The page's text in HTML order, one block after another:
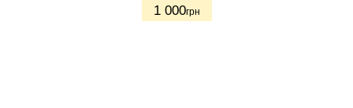
1 000грн